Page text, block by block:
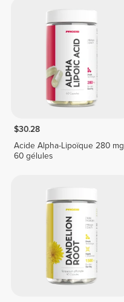
$30.28
Acide Alpha-Lipoïque 280 mg
60 gélules